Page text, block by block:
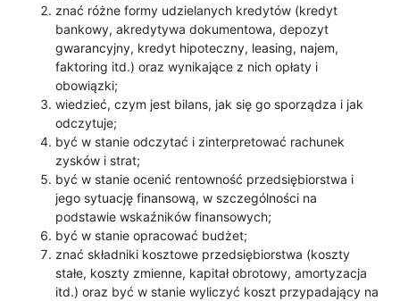
znać różne formy udzielanych kredytów (kredyt
bankowy, akredytywa dokumentowa, depozyt
gwarancyjny, kredyt hipoteczny, leasing, najem,
faktoring itd.) oraz wynikające z nich opłaty i
obowiązki;
wiedzieć, czym jest bilans, jak się go sporządza i jak
odczytuje;
być w stanie odczytać i zinterpretować rachunek
zysków i strat;
być w stanie ocenić rentowność przedsiębiorstwa i
jego sytuację finansową, w szczególności na
podstawie wskaźników finansowych;
być w stanie opracować budżet;
znać składniki kosztowe przedsiębiorstwa (koszty
stałe, koszty zmienne, kapitał obrotowy, amortyzacja
itd.) oraz być w stanie wyliczyć koszt przypadający na